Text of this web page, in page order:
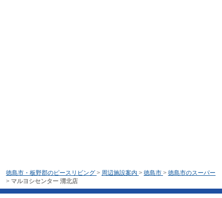
徳島市・板野郡のピースリビング > 周辺施設案内 > 徳島市 > 徳島市のスーパー
> マルヨシセンター 渭北店